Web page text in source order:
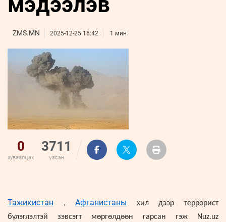
Нэвтрэх
Бизнес
Leaderships
ФОТО
УРЛАГ
ZMS.MN 2025-12-25 16:42 1 мин
0
хуваалцах
3711
үзсэн
Тажикистан ,Афганистаны хил дээр террорист
бүлэглэлтэй зэвсэгт мөргөлдөөн гарсан гэж Nuz.uz